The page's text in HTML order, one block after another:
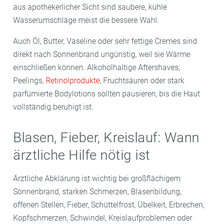
aus apothekerlicher Sicht sind saubere, kühle
Wasserumschläge meist die bessere Wahl.
Auch Öl, Butter, Vaseline oder sehr fettige Cremes sind
direkt nach Sonnenbrand ungünstig, weil sie Wärme
einschließen können. Alkoholhaltige Aftershaves,
Peelings, Retinolprodukte, Fruchtsäuren oder stark
parfümierte Bodylotions sollten pausieren, bis die Haut
vollständig beruhigt ist.
Blasen, Fieber, Kreislauf: Wann
ärztliche Hilfe nötig ist
Ärztliche Abklärung ist wichtig bei großflächigem
Sonnenbrand, starken Schmerzen, Blasenbildung,
offenen Stellen, Fieber, Schüttelfrost, Übelkeit, Erbrechen,
Kopfschmerzen, Schwindel, Kreislaufproblemen oder